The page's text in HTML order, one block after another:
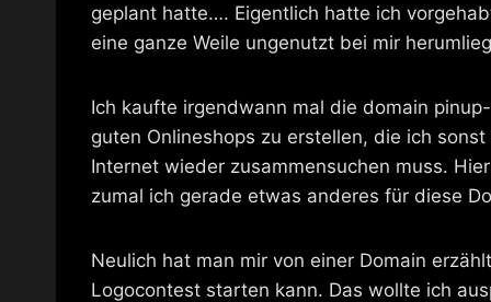
geplant hatte…. Eigentlich hatte ich
eine ganze Weile ungenutzt bei mir
Ich kaufte irgendwann mal die domain
guten Onlineshops zu erstellen, die ich
Internet wieder zusammensuchen muss.
zumal ich gerade etwas anderes für diese
Neulich hat man mir von einer Domain
Logocontest starten kann. Das wollte ich